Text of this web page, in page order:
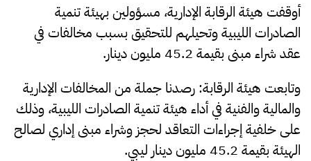
أوقفت هيئة الرقابة الإدارية، مسؤولين بهيئة تنمية
الصادرات الليبية وتحيلهم للتحقيق بسبب مخالفات في
عقد شراء مبنى بقيمة 45.2 مليون دينار.
وتابعت هيئة الرقابة: رصدنا جملة من المخالفات الإدارية
والمالية والفنية في أداء هيئة تنمية الصادرات الليبية، وذلك
على خلفية إجراءات التعاقد لحجز وشراء مبنى إداري لصالح
الهيئة بقيمة 45.2 مليون دينار ليبي.